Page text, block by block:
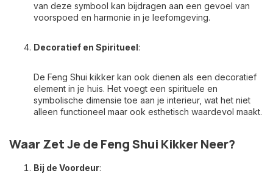
van deze symbool kan bijdragen aan een gevoel van
voorspoed en harmonie in je leefomgeving.
Decoratief en Spiritueel:
De Feng Shui kikker kan ook dienen als een decoratief
element in je huis. Het voegt een spirituele en
symbolische dimensie toe aan je interieur, wat het niet
alleen functioneel maar ook esthetisch waardevol maakt.
Waar Zet Je de Feng Shui Kikker Neer?
Bij de Voordeur: